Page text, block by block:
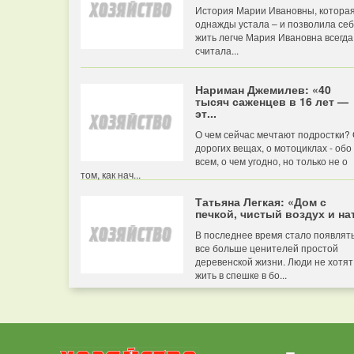
История Марии Ивановны, которая
однажды устала – и позволила
жить легче Мария Ивановна всегда
считала...
Нариман Джемилев: «40
тысяч саженцев в 16 лет —
эт...
О чем сейчас мечтают подростки?
дорогих вещах, о мотоциклах - обо
всем, о чем угодно, но только не о
том, как нач...
Татьяна Легкая: «Дом с
печкой, чистый воздух и
В последнее время стало
все больше ценителей простой
деревенской жизни. Люди не хотят
жить в спешке в бо...